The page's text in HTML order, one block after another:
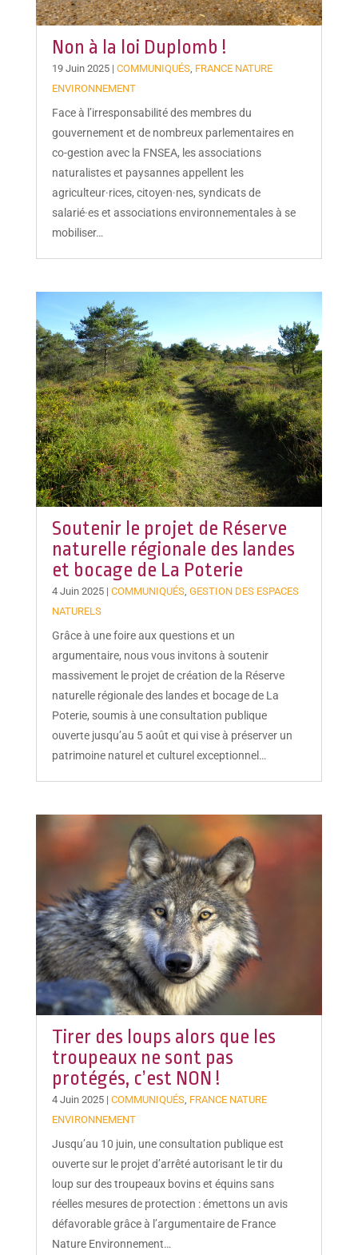
Non à la loi Duplomb !
19 Juin 2025| COMMUNIQUÉS, FRANCE NATURE
ENVIRONNEMENT
Face à l’irresponsabilité des membres du
gouvernement et de nombreux parlementaires en
co-gestion avec la FNSEA, les associations
naturalistes et paysannes appellent les
agriculteur·rices, citoyen·nes, syndicats de
salarié·es et associations environnementales à se
mobiliser…
Soutenir le projet de Réserve
naturelle régionale des landes
et bocage de La Poterie
4 Juin 2025| COMMUNIQUÉS, GESTION DES ESPACES
NATURELS
Grâce à une foire aux questions et un
argumentaire, nous vous invitons à soutenir
massivement le projet de création de la Réserve
naturelle régionale des landes et bocage de La
Poterie, soumis à une consultation publique
ouverte jusqu’au 5 août et qui vise à préserver un
patrimoine naturel et culturel exceptionnel…
Tirer des loups alors que les
troupeaux ne sont pas
protégés, c’est NON !
4 Juin 2025| COMMUNIQUÉS, FRANCE NATURE
ENVIRONNEMENT
Jusqu’au 10 juin, une consultation publique est
ouverte sur le projet d’arrêté autorisant le tir du
loup sur des troupeaux bovins et équins sans
réelles mesures de protection : émettons un avis
défavorable grâce à l’argumentaire de France
Nature Environnement…